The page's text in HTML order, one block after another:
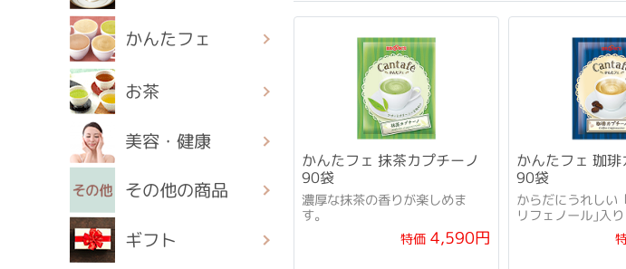
かんたフェ
お茶
美容・健康
その他の商品
ギフト
かんたフェ 抹茶カプチーノ
90袋
濃厚な抹茶の香りが楽しめま
す。
特価 4,590円
かんたフェ 珈琲
90袋
からだにうれしい
リフェノール｣入り